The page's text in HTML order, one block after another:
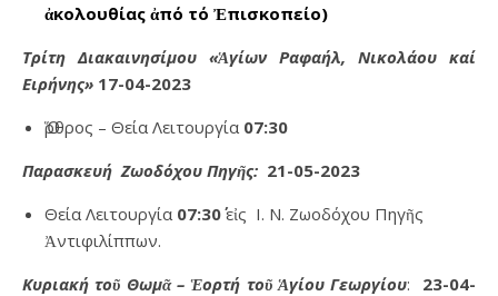
ἀκολουθίας ἀπό τό Ἐπισκοπείο)
Τρίτη Διακαινησίμου «Ἁγίων Ραφαήλ, Νικολάου καί
Ειρήνης» 17-04-2023
Ὅρθρος – Θεία Λειτουργία 07:30
Παρασκευή Ζωοδόχου Πηγῆς: 21-05-2023
Θεία Λειτουργία 07:30΄εἰς Ι. Ν. Ζωοδόχου Πηγῆς
Ἀντιφιλίππων.
Κυριακή τοῦ Θωμᾶ – Ἑορτή τοῦ Ἁγίου Γεωργίου: 23-04-